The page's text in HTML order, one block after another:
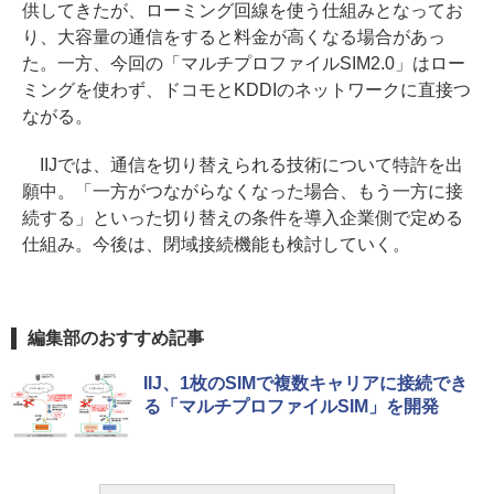
供してきたが、ローミング回線を使う仕組みとなってお
り、大容量の通信をすると料金が高くなる場合があっ
た。一方、今回の「マルチプロファイルSIM2.0」はロー
ミングを使わず、ドコモとKDDIのネットワークに直接つ
ながる。
IIJでは、通信を切り替えられる技術について特許を出
願中。「一方がつながらなくなった場合、もう一方に接
続する」といった切り替えの条件を導入企業側で定める
仕組み。今後は、閉域接続機能も検討していく。
編集部のおすすめ記事
IIJ、1枚のSIMで複数キャリアに接続でき
る「マルチプロファイルSIM」を開発